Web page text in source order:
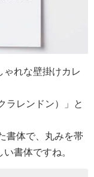
れな壁掛けカレ
ラレンドン）」と
書体で、丸みを帯
書体ですね。